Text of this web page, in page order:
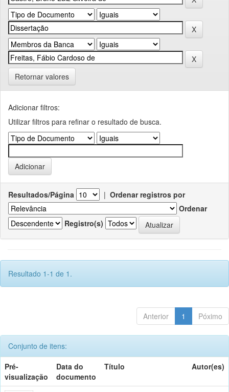
Retornar valores
Adicionar filtros:
Utilizar filtros para refinar o resultado de busca.
Resultados/Página | Ordenar registros por
Ordenar
Registro(s)
Resultado 1-1 de 1.
Anterior 1 Póximo
Conjunto de itens:
Pré-
visualização
Data do
documento
Título Autor(es)